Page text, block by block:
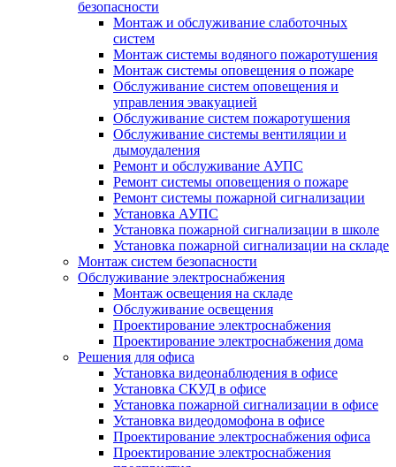
безопасности
Монтаж и обслуживание слаботочных
систем
Монтаж системы водяного пожаротушения
Монтаж системы оповещения о пожаре
Обслуживание систем оповещения и
управления эвакуацией
Обслуживание систем пожаротушения
Обслуживание системы вентиляции и
дымоудаления
Ремонт и обслуживание АУПС
Ремонт системы оповещения о пожаре
Ремонт системы пожарной сигнализации
Установка АУПС
Установка пожарной сигнализации в школе
Установка пожарной сигнализации на складе
Монтаж систем безопасности
Обслуживание электроснабжения
Монтаж освещения на складе
Обслуживание освещения
Проектирование электроснабжения
Проектирование электроснабжения дома
Решения для офиса
Установка видеонаблюдения в офисе
Установка СКУД в офисе
Установка пожарной сигнализации в офисе
Установка видеодомофона в офисе
Проектирование электроснабжения офиса
Проектирование электроснабжения